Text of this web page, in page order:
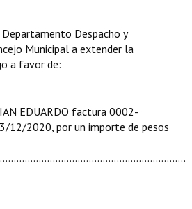
Despacho y
Municipal a extender la
a favor de:
EDUARDO factura 0002-
12/2020, por un importe de pesos